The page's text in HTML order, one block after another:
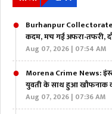
Burhanpur Collectorate
कदम, मच गई अफरा-तफरी,
Aug 07, 2026 | 07:54 AM
Morena Crime News:
युवती के साथ हुआ खौफनाक
Aug 07, 2026 | 07:36 AM